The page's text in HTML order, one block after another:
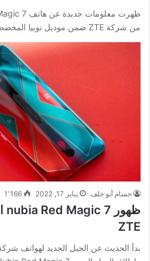
من شركة ZTE ضمن موديل نوبيا المخصص للألعاب، والتي…
حسام أبو خلف يناير 17, 2022 1٬166
ZTE